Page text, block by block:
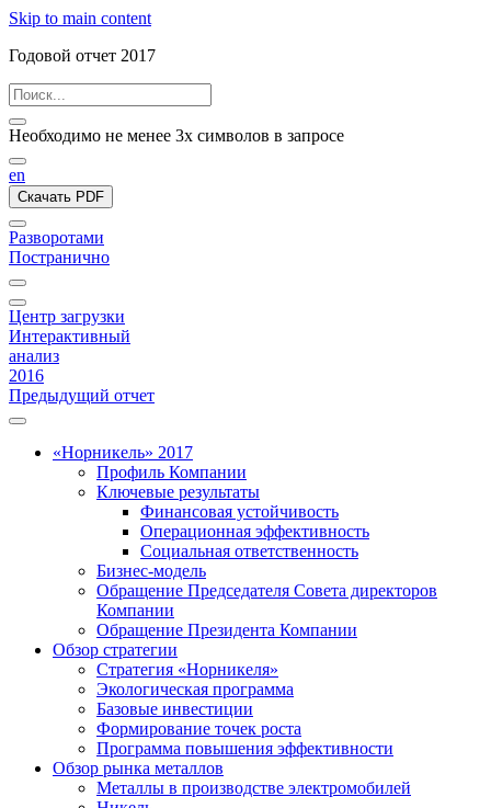
Skip to main content
Годовой отчет 2017
Необходимо не менее 3х символов в запросе
en
Скачать PDF
Разворотами
Постранично
Центр загрузки
Интерактивный
анализ
2016
Предыдущий отчет
«Норникель» 2017
Профиль Компании
Ключевые результаты
Финансовая устойчивость
Операционная эффективность
Социальная ответственность
Бизнес-модель
Обращение Председателя Совета директоров
Компании
Обращение Президента Компании
Обзор стратегии
Стратегия «Норникеля»
Экологическая программа
Базовые инвестиции
Формирование точек роста
Программа повышения эффективности
Обзор рынка металлов
Металлы в производстве электромобилей